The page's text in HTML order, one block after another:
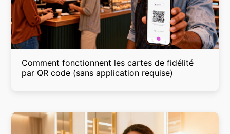
Comment fonctionnent les cartes de fidélité
par QR code (sans application requise)